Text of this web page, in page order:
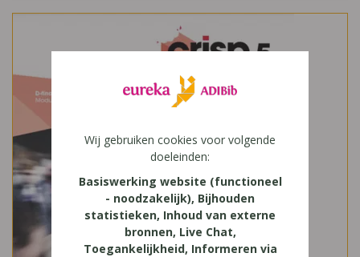
Wij gebruiken cookies voor volgende
doeleinden:
Basiswerking website (functioneel
- noodzakelijk), Bijhouden
statistieken, Inhoud van externe
bronnen, Live Chat,
Toegankelijkheid, Informeren via